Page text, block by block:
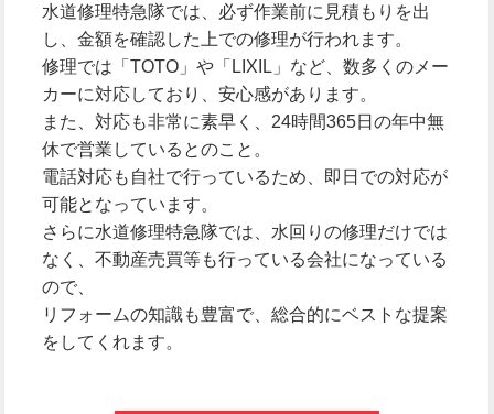
水道修理特急隊では、必ず作業前に見積もりを出
し、金額を確認した上での修理が行われます。
修理では「TOTO」や「LIXIL」など、数多くのメー
カーに対応しており、安心感があります。
また、対応も非常に素早く、24時間365日の年中無
休で営業しているとのこと。
電話対応も自社で行っているため、即日での対応が
可能となっています。
さらに水道修理特急隊では、水回りの修理だけでは
なく、不動産売買等も行っている会社になっている
ので、
リフォームの知識も豊富で、総合的にベストな提案
をしてくれます。